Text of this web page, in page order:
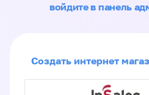
войдите в панель
Создать интернет